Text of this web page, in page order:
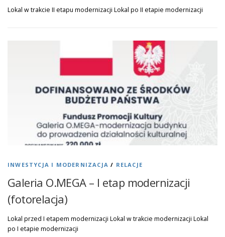
Lokal w trakcie II etapu modernizacji Lokal po II etapie modernizacji
INWESTYCJA I MODERNIZACJA / RELACJE
Galeria O.MEGA – I etap modernizacji
(fotorelacja)
Lokal przed I etapem modernizacji Lokal w trakcie modernizacji Lokal
po I etapie modernizacji